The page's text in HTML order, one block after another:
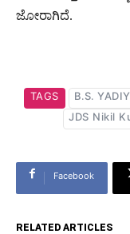
ಜೋರಾಗಿದೆ.
TAGS B.S.
JDS Nikil
Facebook
RELATED ARTICLES